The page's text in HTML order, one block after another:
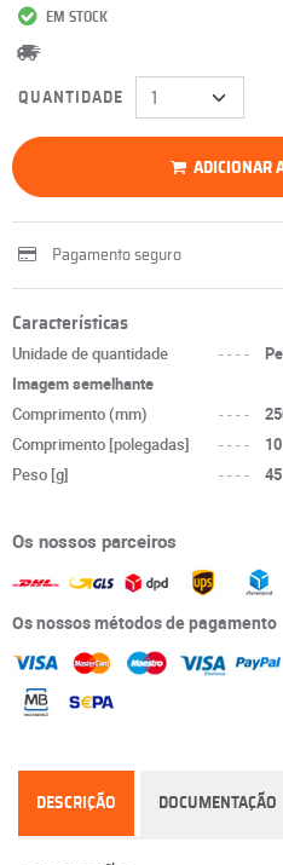
EM STOCK
QUANTIDADE
ADICIONAR
Pagamento seguro
Características
Unidade de quantidade ----
Imagem semelhante
Comprimento (mm)
----
Comprimento [polegadas]
----
Peso [g]
----
Os nossos parceiros
Os nossos métodos de pagamento
DESCRIÇÃO DOCUMENTAÇÃO